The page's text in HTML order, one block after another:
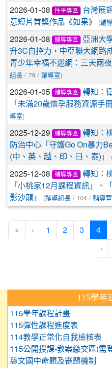
2026-01-08 性平專區
台灣展
意短片首獎作品《如果》
(輔
2026-01-08 輔導專區
亞洲大
升3C自控力，中亞聯大網路
青少年幸福不迷網：三天兩
組長 / 79 / 輔導室)
2026-01-05 輔導專區
轉知：
「未滿20歲懷孕服務資源手
導室)
2025-12-29 輔導專區
轉知：
防治中心「守護Go On暴力
(中、英、越、印、日、泰)」
2025-12-08 輔導專區
轉知：
「小桃家12月課程資訊」、
影沙龍」
(輔導組長 / 104 / 輔導室
« ‹ 1 2 3 4
›
115學年
115學年課程計畫
115彈性課程進度表
114教學正常化自我檢核表
115公開授課-教案繳交區(需
慈文國中命題及審題機制